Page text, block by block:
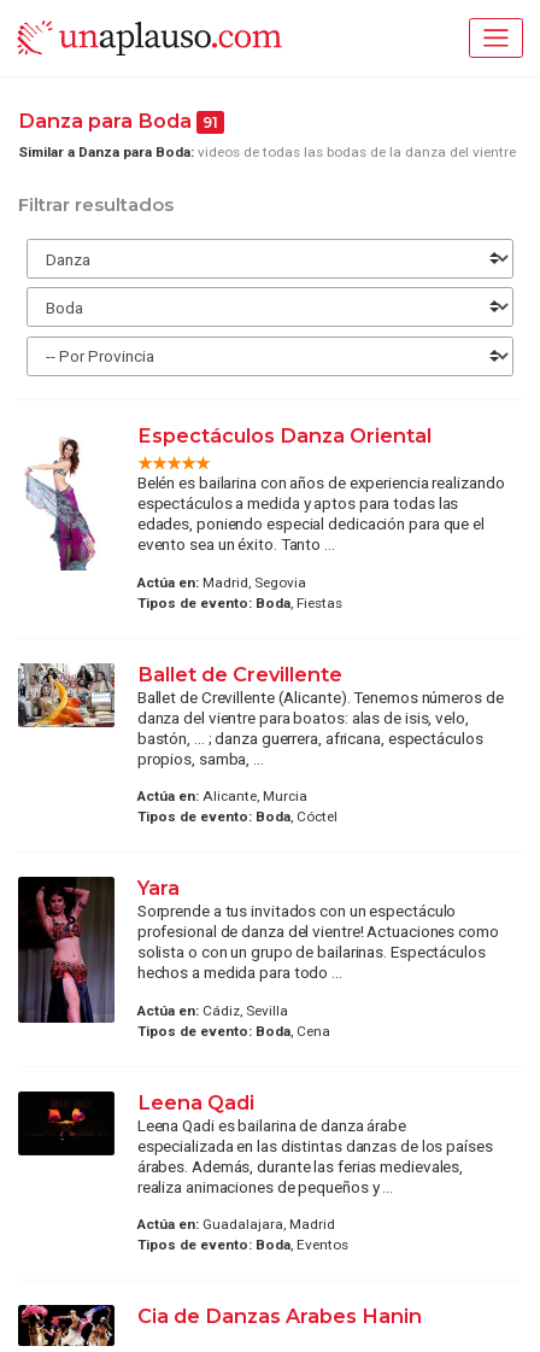
Danza para Boda 91
Similar a Danza para Boda: videos de todas las bodas de la danza del vientre
Filtrar resultados
Espectáculos Danza Oriental
Belén es bailarina con años de experiencia realizando
espectáculos a medida y aptos para todas las
edades, poniendo especial dedicación para que el
evento sea un éxito. Tanto ...
Actúa en:Madrid, Segovia
Tipos de evento: Boda, Fiestas
Ballet de Crevillente
Ballet de Crevillente (Alicante). Tenemos números de
danza del vientre para boatos: alas de isis, velo,
bastón, ... ; danza guerrera, africana, espectáculos
propios, samba, ...
Actúa en:Alicante, Murcia
Tipos de evento: Boda, Cóctel
Yara
Sorprende a tus invitados con un espectáculo
profesional de danza del vientre! Actuaciones como
solista o con un grupo de bailarinas. Espectáculos
hechos a medida para todo ...
Actúa en:Cádiz, Sevilla
Tipos de evento: Boda, Cena
Leena Qadi
Leena Qadi es bailarina de danza árabe
especializada en las distintas danzas de los países
árabes. Además, durante las ferias medievales,
realiza animaciones de pequeños y ...
Actúa en:Guadalajara, Madrid
Tipos de evento: Boda, Eventos
Cia de Danzas Arabes Hanin